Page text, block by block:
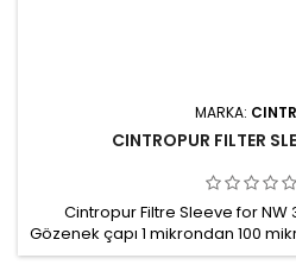
MARKA:
CINTROPUR FILTER
Cintropur Filtre Sleeve for
Gözenek çapı 1 mikrondan 100
Gözenek çapı 150 mikrondan